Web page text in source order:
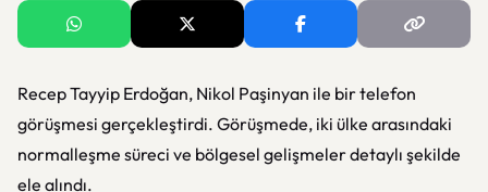
Recep Tayyip Erdoğan, Nikol Paşinyan ile bir telefon
görüşmesi gerçekleştirdi. Görüşmede, iki ülke arasındaki
normalleşme süreci ve bölgesel gelişmeler detaylı şekilde
ele alındı.